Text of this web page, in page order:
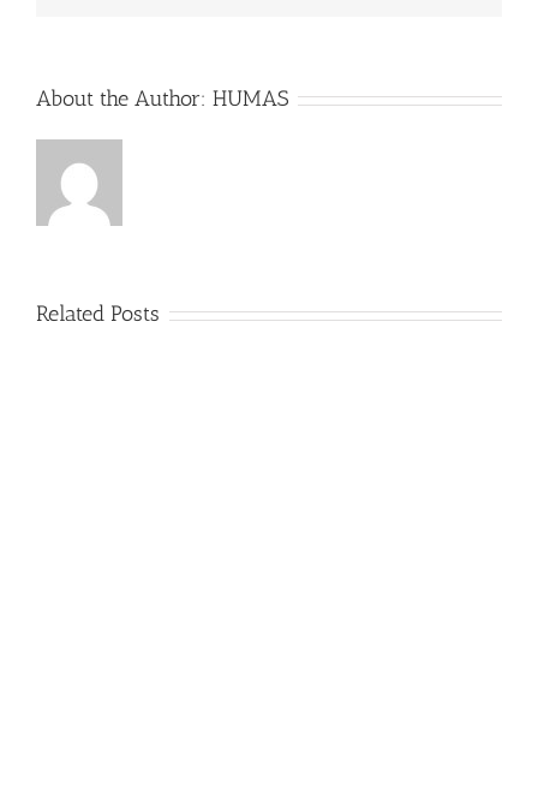
About the Author: HUMAS
Related Posts